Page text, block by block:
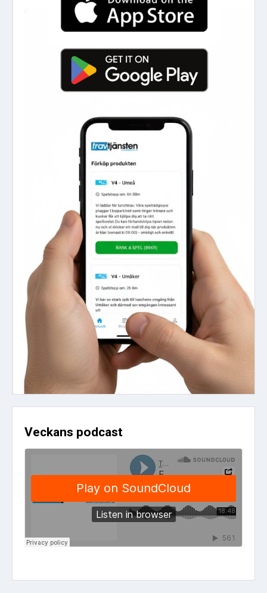
Veckans podcast